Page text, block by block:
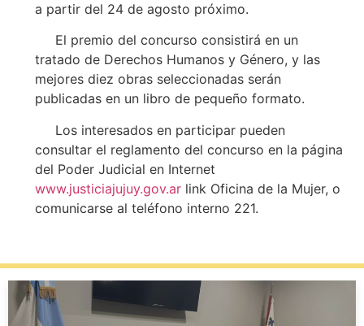
a partir del 24 de agosto próximo.
El premio del concurso consistirá en un
tratado de Derechos Humanos y Género, y las
mejores diez obras seleccionadas serán
publicadas en un libro de pequeño formato.
Los interesados en participar pueden
consultar el reglamento del concurso en la página
del Poder Judicial en Internet
www.justiciajujuy.gov.arlink Oficina de la Mujer, o
comunicarse al teléfono interno 221.